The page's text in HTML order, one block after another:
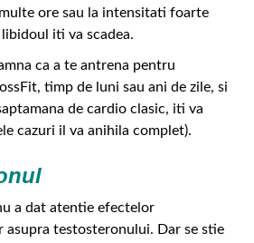
ore sau la intensitati foarte
iti va scadea.
ca a te antrena pentru
timp de luni sau ani de zile, si
de cardio clasic, iti va
cazuri il va anihila complet).
a dat atentie efectelor
asupra testosteronului. Dar se stie